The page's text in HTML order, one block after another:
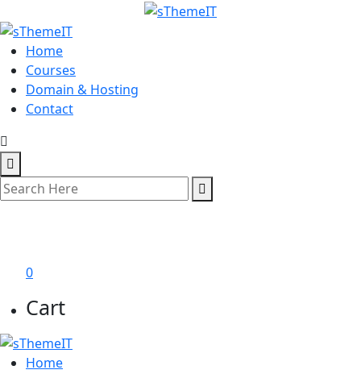
Home
Courses
Domain & Hosting
Contact
0
Cart
Home